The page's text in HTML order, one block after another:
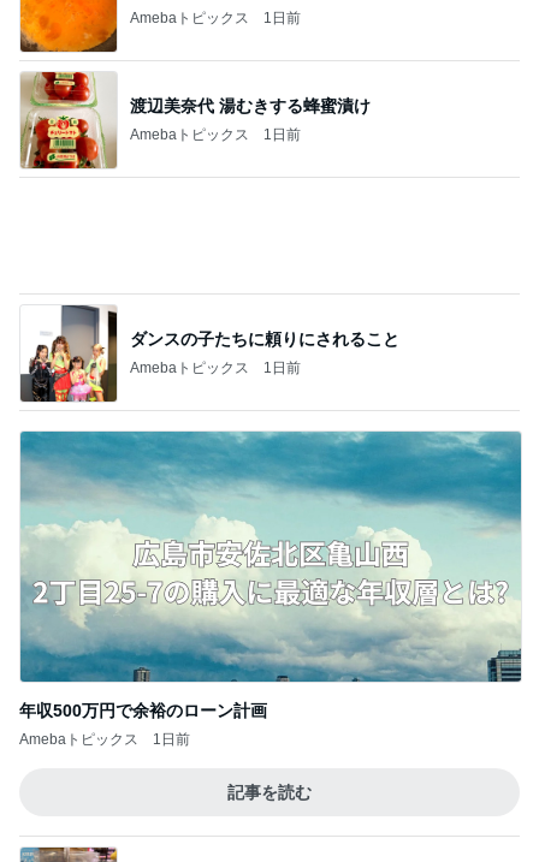
Amebaトピックス 1日前
渡辺美奈代 湯むきする蜂蜜漬け
Amebaトピックス 1日前
ダンスの子たちに頼りにされること
Amebaトピックス 1日前
年収500万円で余裕のローン計画
Amebaトピックス 1日前
記事を読む